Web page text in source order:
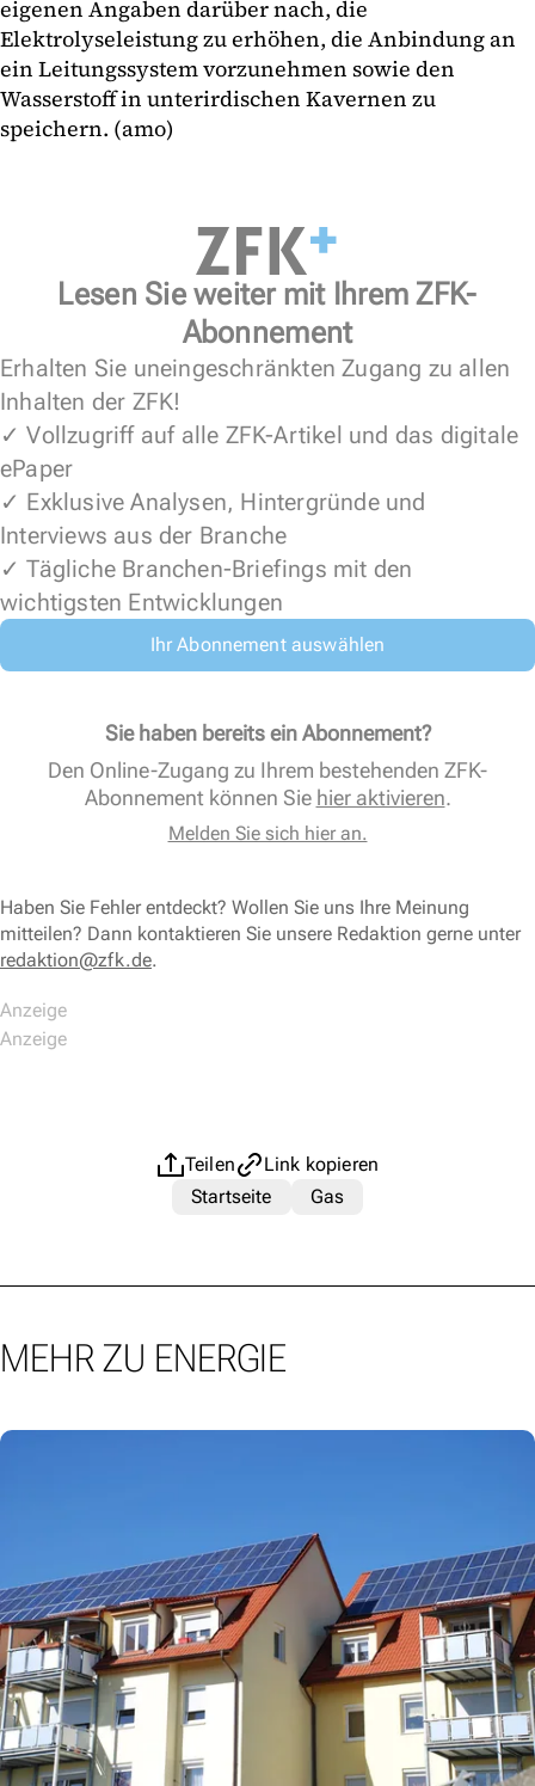
eigenen Angaben darüber nach, die
Elektrolyseleistung zu erhöhen, die Anbindung an
ein Leitungssystem vorzunehmen sowie den
Wasserstoff in unterirdischen Kavernen zu
speichern. (amo)
Lesen Sie weiter mit Ihrem ZFK-
Abonnement
Erhalten Sie uneingeschränkten Zugang zu allen
Inhalten der ZFK!
✓ Vollzugriff auf alle ZFK-Artikel und das digitale
ePaper
✓ Exklusive Analysen, Hintergründe und
Interviews aus der Branche
✓ Tägliche Branchen-Briefings mit den
wichtigsten Entwicklungen
Ihr Abonnement auswählen
Sie haben bereits ein Abonnement?
Den Online-Zugang zu Ihrem bestehenden ZFK-
Abonnement können Sie hier aktivieren.
Melden Sie sich hier an.
Haben Sie Fehler entdeckt? Wollen Sie uns Ihre Meinung
mitteilen? Dann kontaktieren Sie unsere Redaktion gerne unter
redaktion@zfk.de.
Teilen
Link kopieren
Startseite
Gas
MEHR ZU ENERGIE